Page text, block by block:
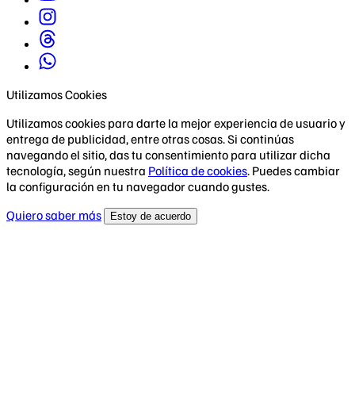
Utilizamos Cookies
Utilizamos cookies para darte la mejor experiencia de usuario y
entrega de publicidad, entre otras cosas. Si continúas
navegando el sitio, das tu consentimiento para utilizar dicha
tecnología, según nuestra Política de cookies. Puedes cambiar
la configuración en tu navegador cuando gustes.
Quiero saber más
Estoy de acuerdo